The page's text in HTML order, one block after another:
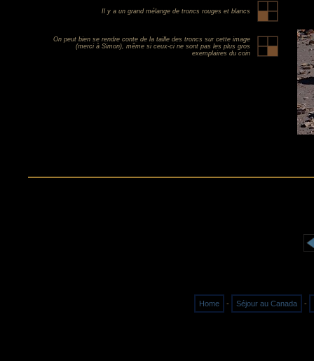
Il y a un grand mélange de troncs rouges et blancs
On peut bien se rendre conte de la taille des troncs sur cette image
(merci à Simon), même si ceux-ci ne sont pas les plus gros
exemplaires du coin
Home - Séjour au Canada -